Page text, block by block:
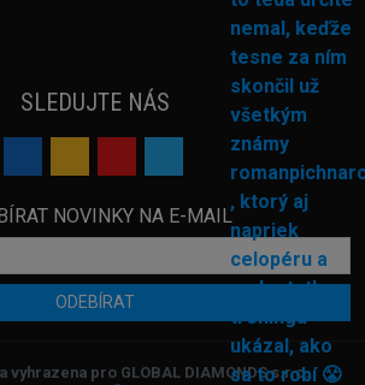
SLEDUJTE NÁS
NOVINKY NA E-MAIL
ODEBÍRAT
vyhrazena pro GLOBAL DIAMONDS s.r.o.